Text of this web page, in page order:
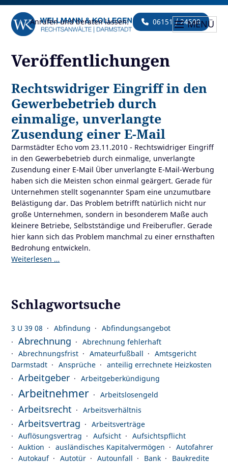
Anrufen und beraten lassen: 06151 / 24500MENÜ
Veröffentlichungen
Rechtswidriger Eingriff in den
Gewerbebetrieb durch
einmalige, unverlangte
Zusendung einer E-Mail
Darmstädter Echo vom 23.11.2010 - Rechtswidriger Eingriff
in den Gewerbebetrieb durch einmalige, unverlangte
Zusendung einer E-Mail Über unverlangte E-Mail-Werbung
haben sich die Meisten schon einmal geärgert. Gerade für
Unternehmen stellt sogenannter Spam eine unzumutbare
Belästigung dar. Das Problem betrifft natürlich nicht nur
große Unternehmen, sondern in besonderem Maße auch
kleinere Betriebe, Selbstständige und Freiberufler. Gerade
hier kann sich das Problem manchmal zu einer ernsthaften
Bedrohung entwickeln.
Weiterlesen …
Schlagwortsuche
3 U 39 08 Abfindung Abfindungsangebot
Abrechnung
Abrechnung fehlerhaft
Abrechnungsfrist
Amateurfußball
Amtsgericht
Darmstadt
Ansprüche anteilig errechnete Heizkosten
Arbeitgeber Arbeitgeberkündigung
Arbeitnehmer Arbeitslosengeld
Arbeitsrecht Arbeitsverhältnis
Arbeitsvertrag
Arbeitsverträge
Auflösungsvertrag
Aufsicht
Aufsichtspflicht
Auktion
ausländisches Kapitalvermögen
Autofahrer
Autokauf
Autotür Autounfall Bank
Baukredite